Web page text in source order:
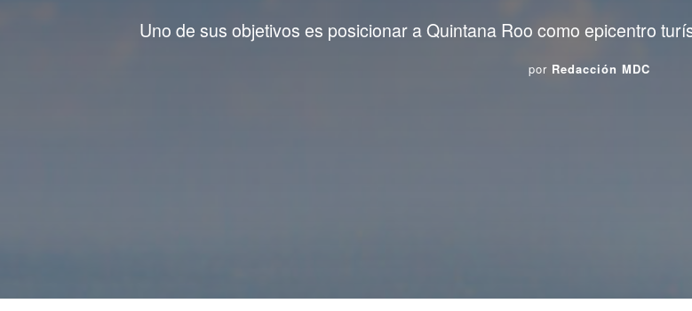
Uno de sus objetivos es posicionar a Quintana Roo como epicentro
por Redacción MDC